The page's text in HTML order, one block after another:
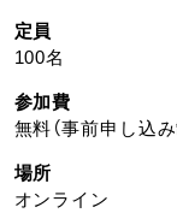
定員
100名
参加費
無料（事前申し込み
場所
オンライン